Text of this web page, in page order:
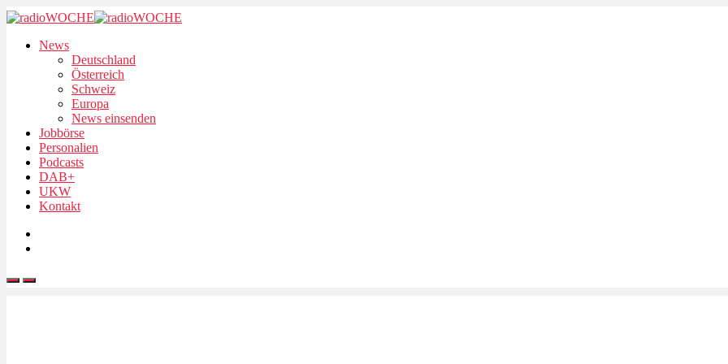
News
Deutschland
Österreich
Schweiz
Europa
News einsenden
Jobbörse
Personalien
Podcasts
DAB+
UKW
Kontakt